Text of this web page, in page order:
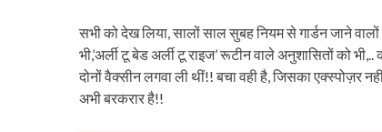
सभी को देख लिया, सालों साल सुबह नियम से गार्डन जाने
भी,’अर्ली टू बेड अर्ली टू राइज’ रूटीन वाले अनुशासितों को
दोनों वैक्सीन लगवा ली थीं!! बचा वही है, जिसका एक्स्पोज़र
अभी बरकरार है!!